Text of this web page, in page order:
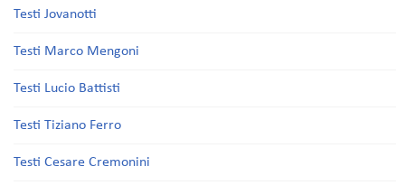
Testi Jovanotti
Testi Marco Mengoni
Testi Lucio Battisti
Testi Tiziano Ferro
Testi Cesare Cremonini